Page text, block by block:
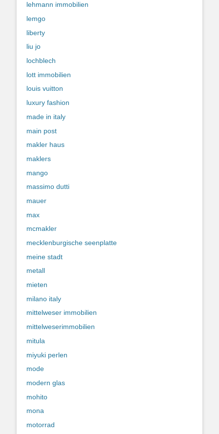
lehmann immobilien
lemgo
liberty
liu jo
lochblech
lott immobilien
louis vuitton
luxury fashion
made in italy
main post
makler haus
maklers
mango
massimo dutti
mauer
max
mcmakler
mecklenburgische seenplatte
meine stadt
metall
mieten
milano italy
mittelweser immobilien
mittelweserimmobilien
mitula
miyuki perlen
mode
modern glas
mohito
mona
motorrad